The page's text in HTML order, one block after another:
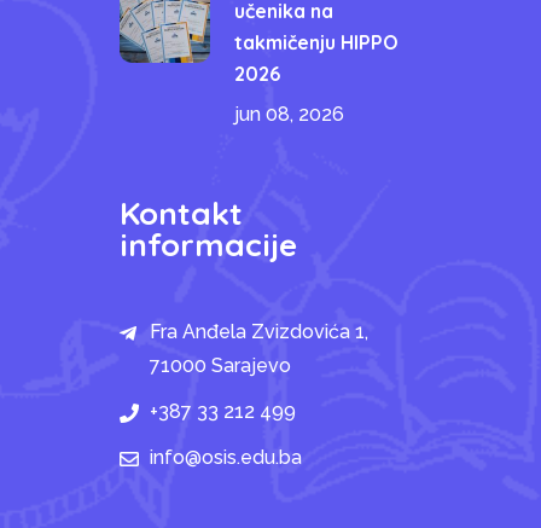
učenika na
takmičenju HIPPO
2026
jun 08, 2026
Kontakt
informacije
Fra Anđela Zvizdovića 1,
71000 Sarajevo
+387 33 212 499
info@osis.edu.ba